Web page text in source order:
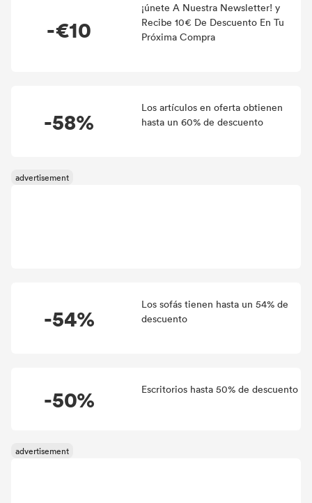
-€10
¡únete A Nuestra Newsletter! y
Recibe 10€ De Descuento En Tu
Próxima Compra
-58%
Los artículos en oferta obtienen
hasta un 60% de descuento
-54%
Los sofás tienen hasta un 54% de
descuento
-50% Escritorios hasta 50% de descuento